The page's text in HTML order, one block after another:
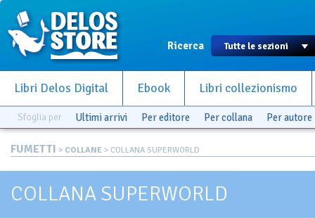
Ricerca
Libri Delos Digital Ebook Libri collezionismo
Sfoglia per Ultimi arrivi Per editore Per collana Per autore
FUMETTI > COLLANE > COLLANA SUPERWORLD
COLLANA SUPERWORLD